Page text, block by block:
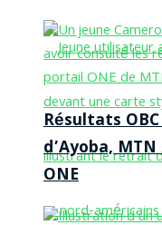
Résultats
d’Ayoba,
ONE